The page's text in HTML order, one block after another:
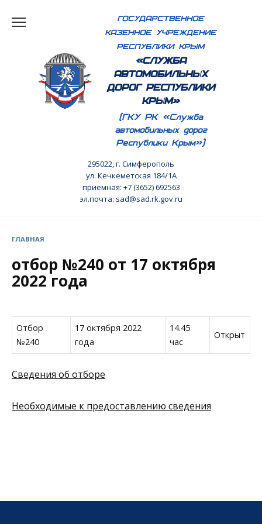
ГОСУДАРСТВЕННОЕ
КАЗЕННОЕ УЧРЕЖДЕНИЕ
РЕСПУБЛИКИ КРЫМ
«СЛУЖБА
АВТОМОБИЛЬНЫХ
ДОРОГ РЕСПУБЛИКИ
КРЫМ»
(ГКУ РК «Служба
автомобильных дорог
Республики Крым»)
295022, г. Симферополь
ул. Кечкеметская 184/1А
приемная: +7 (3652) 692563
эл.почта: sad@sad.rk.gov.ru
ГЛАВНАЯ
отбор №240 от 17 октября
2022 года
Отбор
№240
17 октября 2022
года
14.45
час
Открыт
Сведения об отборе
Необходимые к предоставлению сведения